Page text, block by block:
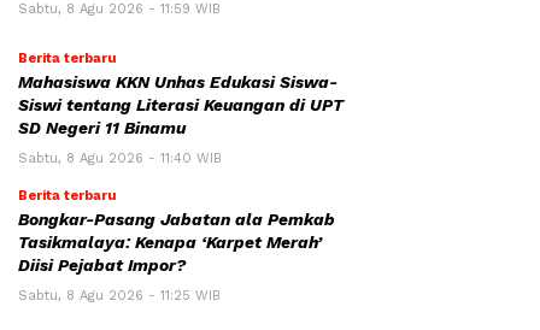
Sabtu, 8 Agu 2026 - 11:59 WIB
Berita terbaru
Mahasiswa KKN Unhas Edukasi Siswa-
Siswi tentang Literasi Keuangan di UPT
SD Negeri 11 Binamu
Sabtu, 8 Agu 2026 - 11:40 WIB
Berita terbaru
Bongkar-Pasang Jabatan ala Pemkab
Tasikmalaya: Kenapa ‘Karpet Merah’
Diisi Pejabat Impor?
Sabtu, 8 Agu 2026 - 11:25 WIB